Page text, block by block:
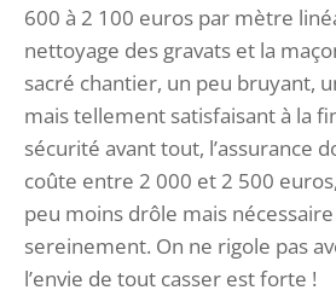
600 à 2 100 euros par mètre
nettoyage des gravats et la
sacré chantier, un peu bruyant,
mais tellement satisfaisant à la
sécurité avant tout, l’assurance
coûte entre 2 000 et 2 500 euros,
peu moins drôle mais
sereinement. On ne rigole pas
l’envie de tout casser est forte !